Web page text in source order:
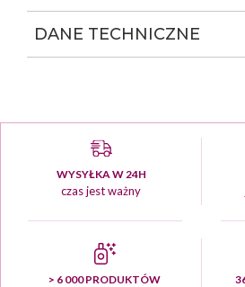
DANE TECHNICZNE
WYSYŁKA W 24H
czas jest ważny
> 6 000 PRODUKTÓW